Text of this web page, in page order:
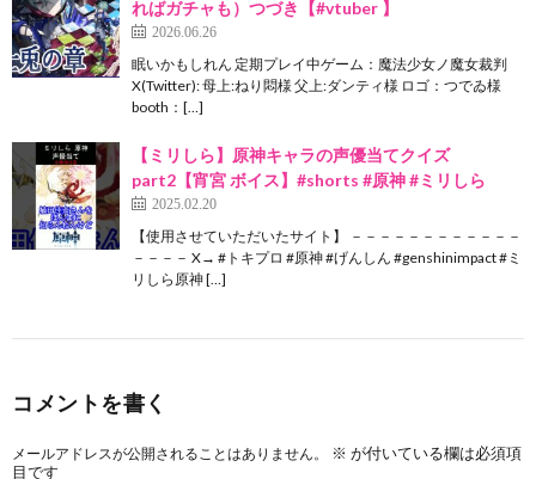
ればガチャも）つづき【#vtuber 】
2026.06.26
眠いかもしれん 定期プレイ中ゲーム：魔法少女ノ魔女裁判
X(Twitter): 母上:ねり悶様 父上:ダンティ様 ロゴ：つでゐ様
booth：[…]
【ミリしら】原神キャラの声優当てクイズ
part2【宵宮 ボイス】#shorts #原神 #ミリしら
2025.02.20
【使用させていただいたサイト】 －－－－－－－－－－－－
－－－－ X→ #トキプロ #原神 #げんしん #genshinimpact #ミ
リしら原神 […]
コメントを書く
メールアドレスが公開されることはありません。 ※ が付いている欄は必須項
目です